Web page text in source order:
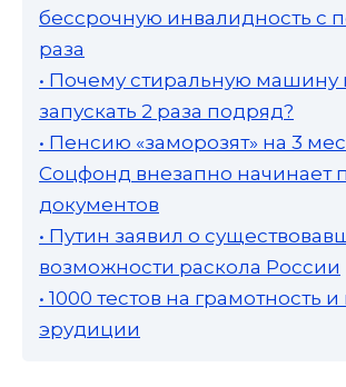
бессрочную инвалидность с
раза
• Почему стиральную машину
запускать 2 раза подряд?
• Пенсию «заморозят» на 3
Соцфонд внезапно начинает
документов
• Путин заявил о
возможности раскола России
• 1000 тестов на грамотность
эрудиции